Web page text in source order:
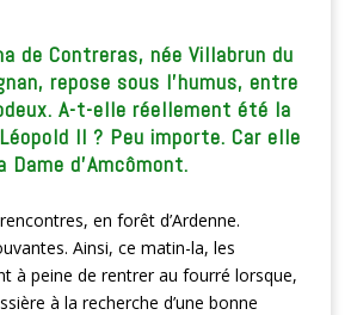
de Contreras, née Villabrun du
repose sous l’humus, entre
A-t-elle réellement été la
II ? Peu importe. Car elle
d’Amcômont.
en forêt d’Ardenne.
Ainsi, ce matin-la, les
à peine de rentrer au fourré lorsque,
à la recherche d’une bonne